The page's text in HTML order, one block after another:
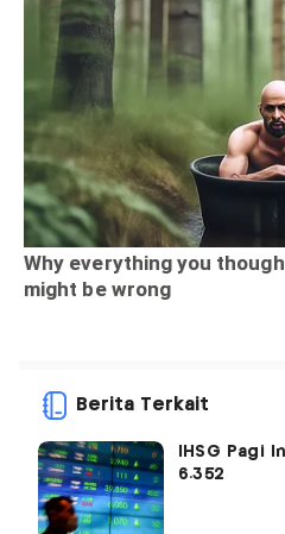
Berita Terkait
IHSG Pagi
6.352